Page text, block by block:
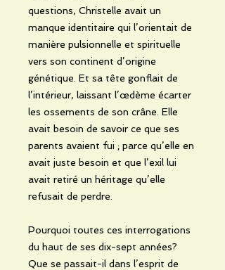
questions, Christelle avait un
manque identitaire qui l’orientait de
manière pulsionnelle et spirituelle
vers son continent d’origine
génétique. Et sa tête gonflait de
l’intérieur, laissant l’œdème écarter
les ossements de son crâne. Elle
avait besoin de savoir ce que ses
parents avaient fui ; parce qu’elle en
avait juste besoin et que l’exil lui
avait retiré un héritage qu’elle
refusait de perdre.
Pourquoi toutes ces interrogations
du haut de ses dix-sept années?
Que se passait-il dans l’esprit de